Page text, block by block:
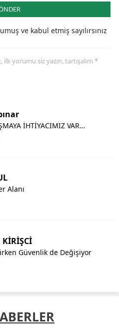
ve kabul etmiş sayılırsınız
yorumu siz yazın, tartışalım *
İHTİYACIMIZ VAR…
Alanı
Güvenlik de Değişiyor